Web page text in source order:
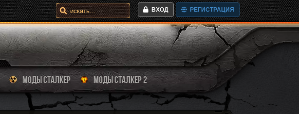
ВХОД РЕГИСТРАЦИЯ
МОДЫ СТАЛКЕР МОДЫ СТАЛКЕР 2